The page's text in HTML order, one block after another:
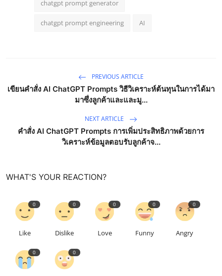
chatgpt prompt generator
chatgpt prompt engineering AI
PREVIOUS ARTICLE
เขียนคำสั่ง AI ChatGPT Prompts วิธีวิเคราะห์ต้นทุนในการได้มา
มาซึ่งลูกค้าและและมู...
NEXT ARTICLE
คำสั่ง AI ChatGPT Prompts การเพิ่มประสิทธิภาพด้วยการ
วิเคราะห์ข้อมูลตอบรับลูกค้าจ...
WHAT'S YOUR REACTION?
0
Like
0
Dislike
0
Love
0
Funny
0
Angry
0 0